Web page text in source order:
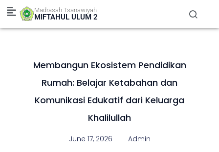
Skip
content
Madrasah Tsanawiyah
MIFTAHUL ULUM 2
Membangun Ekosistem Pendidikan
Rumah: Belajar Ketabahan dan
Komunikasi Edukatif dari Keluarga
Khalilullah
June 17, 2026 Admin